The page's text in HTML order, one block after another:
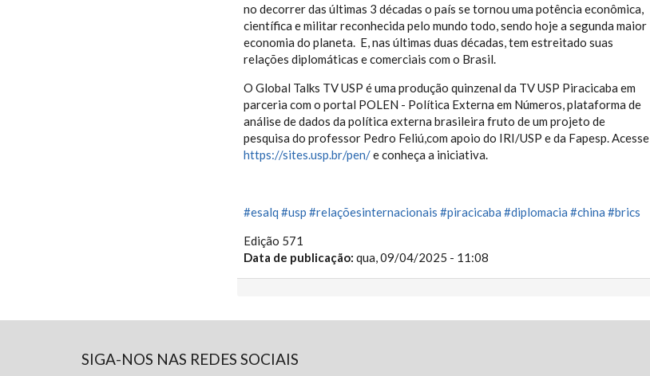
no decorrer das últimas 3 décadas o país se tornou uma potência econômica,
científica e militar reconhecida pelo mundo todo, sendo hoje a segunda maior
economia do planeta. E, nas últimas duas décadas, tem estreitado suas
relações diplomáticas e comerciais com o Brasil.
O Global Talks TV USP é uma produção quinzenal da TV USP Piracicaba em
parceria com o portal POLEN - Política Externa em Números, plataforma de
análise de dados da política externa brasileira fruto de um projeto de
pesquisa do professor Pedro Feliú,com apoio do IRI/USP e da Fapesp. Acesse
https://sites.usp.br/pen/e conheça a iniciativa.
#esalq #usp #relaçõesinternacionais #piracicaba #diplomacia #china #brics
Edição 571
Data de publicação: qua, 09/04/2025 - 11:08
SIGA-NOS NAS REDES SOCIAIS